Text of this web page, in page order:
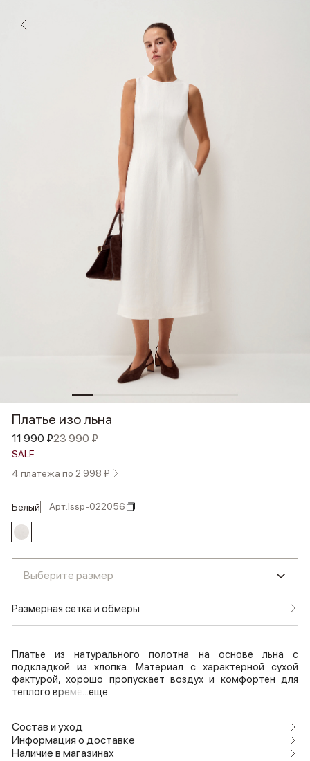
Платье изо льна
11 990 ₽23 990 ₽
SALE
4 платежа по 2 998 ₽
белый Арт.lssp-022056
Выберите размер
Размерная сетка и обмеры
Платье из натурального полотна на основе льна с
подкладкой из хлопка. Материал с характерной сухой
фактурой, хорошо пропускает воздух и комфортен для
теплого време ...еще
Состав и уход
Информация о доставке
Наличие в магазинах